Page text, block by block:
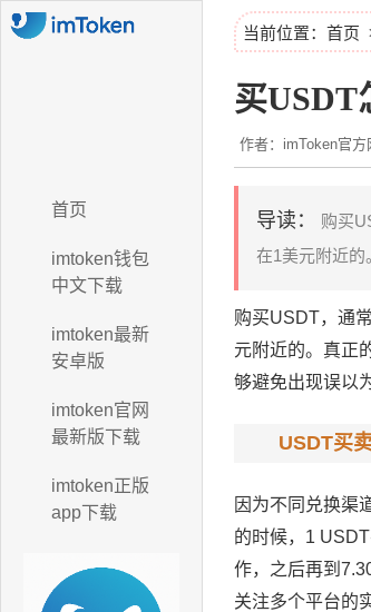
首页
imtoken钱包
中文下载
imtoken最新
安卓版
imtoken官网
最新版下载
imtoken正版
app下载
当前位置： 首页
买USDT
作者：imToken官方
导读：
购买
在1美元附近的
购买USDT，通
元附近的。真正
够避免出现误以
USDT买
因为不同兑换渠
的时候，1
作，之后再到
关注多个平台的